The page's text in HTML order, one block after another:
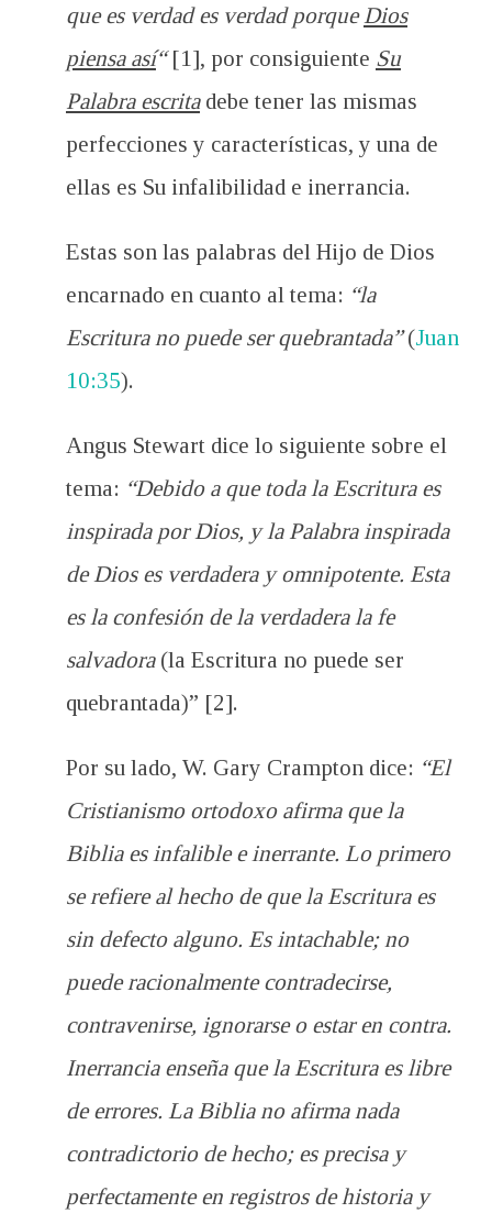
que es verdad es verdad porqueDios
piensa así“[1], por consiguiente Su
Palabra escritadebe tener las mismas
perfecciones y características, y una de
ellas es Su infalibilidad e inerrancia.
Estas son las palabras del Hijo de Dios
encarnado en cuanto al tema: “la
Escritura no puede ser quebrantada”(Juan
10:35).
Angus Stewart dice lo siguiente sobre el
tema: “Debido a que toda la Escritura es
inspirada por Dios, y la Palabra inspirada
de Dios es verdadera y omnipotente. Esta
es la confesión de la verdadera la fe
salvadora (la Escritura no puede ser
quebrantada)” [2].
Por su lado, W. Gary Crampton dice: “El
Cristianismo ortodoxo afirma que la
Biblia es infalible e inerrante. Lo primero
se refiere al hecho de que la Escritura es
sin defecto alguno. Es intachable; no
puede racionalmente contradecirse,
contravenirse, ignorarse o estar en contra.
Inerrancia enseña que la Escritura es libre
de errores. La Biblia no afirma nada
contradictorio de hecho; es precisa y
perfectamente en registros de historia y